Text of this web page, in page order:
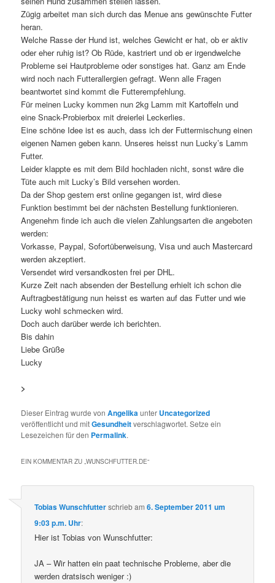
Zügig arbeitet man sich durch das Menue ans gewünschte Futter
heran.
Welche Rasse der Hund ist, welches Gewicht er hat, ob er aktiv
oder eher ruhig ist? Ob Rüde, kastriert und ob er irgendwelche
Probleme sei Hautprobleme oder sonstiges hat. Ganz am Ende
wird noch nach Futterallergien gefragt. Wenn alle Fragen
beantwortet sind kommt die Futterempfehlung.
Für meinen Lucky kommen nun 2kg Lamm mit Kartoffeln und
eine Snack-Probierbox mit dreierlei Leckerlies.
Eine schöne Idee ist es auch, dass ich der Futtermischung einen
eigenen Namen geben kann. Unseres heisst nun Lucky’s Lamm
Futter.
Leider klappte es mit dem Bild hochladen nicht, sonst wäre die
Tüte auch mit Lucky’s Bild versehen worden.
Da der Shop gestern erst online gegangen ist, wird diese
Funktion bestimmt bei der nächsten Bestellung funktionieren.
Angenehm finde ich auch die vielen Zahlungsarten die angeboten
werden:
Vorkasse, Paypal, Sofortüberweisung, Visa und auch Mastercard
werden akzeptiert.
Versendet wird versandkosten frei per DHL.
Kurze Zeit nach absenden der Bestellung erhielt ich schon die
Auftragbestätigung nun heisst es warten auf das Futter und wie
Lucky wohl schmecken wird.
Doch auch darüber werde ich berichten.
Bis dahin
Liebe Grüße
Lucky
>
Dieser Eintrag wurde vonAngelikaunter Uncategorized
veröffentlicht und mitGesundheitverschlagwortet. Setze ein
Lesezeichen für den Permalink.
EIN KOMMENTAR ZU „WUNSCHFUTTER.DE“
Tobias Wunschfutterschriebam6. September 2011 um
9:03 p.m. Uhr:
Hier ist Tobias von Wunschfutter:
JA – Wir hatten ein paat technische Probleme, aber die
werden dratsisch weniger :)